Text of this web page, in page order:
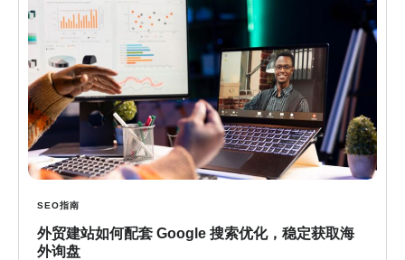
SEO指南
外贸建站如何配套 Google 搜索优化，稳定获取海
外询盘